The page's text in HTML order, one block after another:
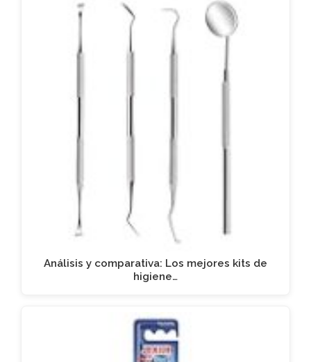
Análisis y comparativa: Los mejores kits de
higiene…